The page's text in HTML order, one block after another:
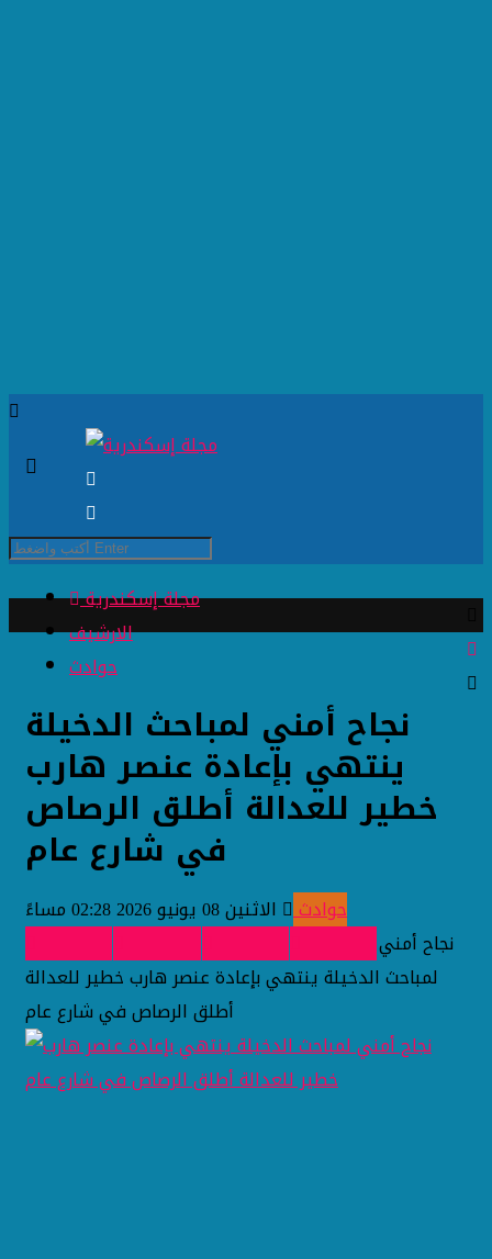
مجلة إسكندرية
الارشيف
حوادث
نجاح أمني لمباحث الدخيلة
ينتهي بإعادة عنصر هارب
خطير للعدالة أطلق الرصاص
في شارع عام
حوادث الاثنين 08 يونيو 2026 02:28 مساءً
نجاح أمني
لمباحث الدخيلة ينتهي بإعادة عنصر هارب خطير للعدالة
أطلق الرصاص في شارع عام